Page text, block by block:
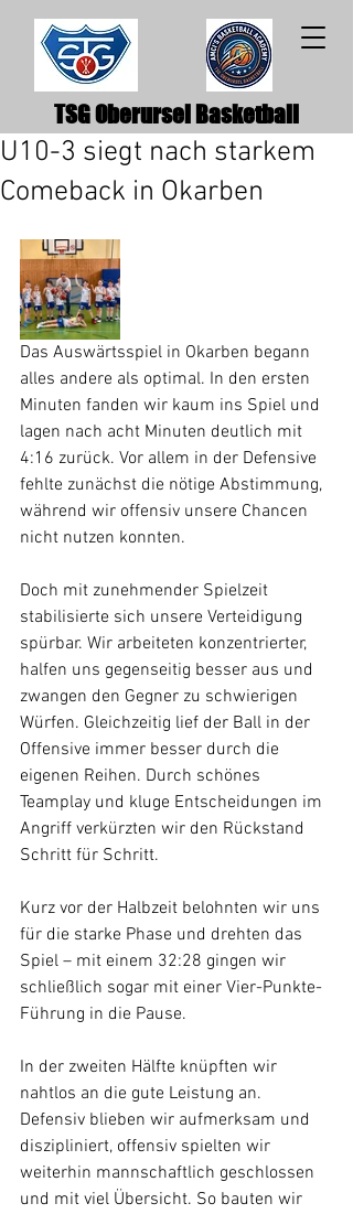
TSG Oberursel Basketball
U10-3 siegt nach starkem
Comeback in Okarben
Das Auswärtsspiel in Okarben begann
alles andere als optimal. In den ersten
Minuten fanden wir kaum ins Spiel und
lagen nach acht Minuten deutlich mit
4:16 zurück. Vor allem in der Defensive
fehlte zunächst die nötige Abstimmung,
während wir offensiv unsere Chancen
nicht nutzen konnten.
Doch mit zunehmender Spielzeit
stabilisierte sich unsere Verteidigung
spürbar. Wir arbeiteten konzentrierter,
halfen uns gegenseitig besser aus und
zwangen den Gegner zu schwierigen
Würfen. Gleichzeitig lief der Ball in der
Offensive immer besser durch die
eigenen Reihen. Durch schönes
Teamplay und kluge Entscheidungen im
Angriff verkürzten wir den Rückstand
Schritt für Schritt.
Kurz vor der Halbzeit belohnten wir uns
für die starke Phase und drehten das
Spiel – mit einem 32:28 gingen wir
schließlich sogar mit einer Vier-Punkte-
Führung in die Pause.
In der zweiten Hälfte knüpften wir
nahtlos an die gute Leistung an.
Defensiv blieben wir aufmerksam und
diszipliniert, offensiv spielten wir
weiterhin mannschaftlich geschlossen
und mit viel Übersicht. So bauten wir